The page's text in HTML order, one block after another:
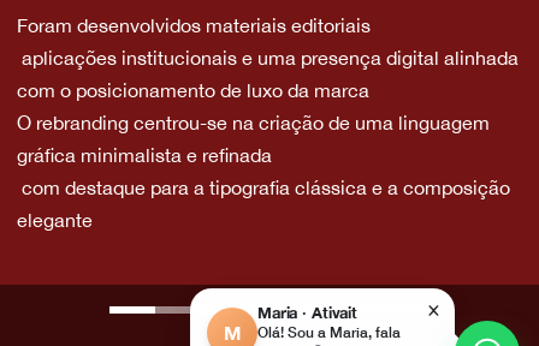
Foram desenvolvidos materiais editoriais
aplicações institucionais e uma presença digital alinhada
com o posicionamento de luxo da marca
O rebranding centrou-se na criação de uma linguagem
gráfica minimalista e refinada
com destaque para a tipografia clássica e a composição
elegante
×
M
Maria · Ativait
Olá! Sou a Maria, fala